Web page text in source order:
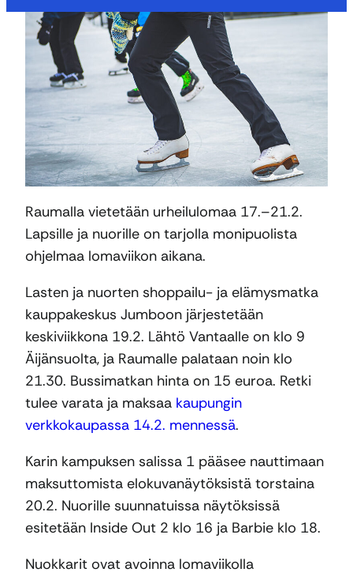
Raumalla vietetään urheilulomaa 17.–21.2.
Lapsille ja nuorille on tarjolla monipuolista
ohjelmaa lomaviikon aikana.
Lasten ja nuorten shoppailu- ja elämysmatka
kauppakeskus Jumboon järjestetään
keskiviikkona 19.2. Lähtö Vantaalle on klo 9
Äijänsuolta, ja Raumalle palataan noin klo
21.30. Bussimatkan hinta on 15 euroa. Retki
tulee varata ja maksaa kaupungin
verkkokaupassa 14.2. mennessä.
Karin kampuksen salissa 1 pääsee nauttimaan
maksuttomista elokuvanäytöksistä torstaina
20.2. Nuorille suunnatuissa näytöksissä
esitetään Inside Out 2 klo 16 ja Barbie klo 18.
Nuokkarit ovat avoinna lomaviikolla